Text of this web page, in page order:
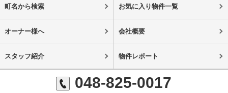
町名から検索 お気に入り物件一覧
オーナー様へ 会社概要
スタッフ紹介 物件レポート
048-825-0017